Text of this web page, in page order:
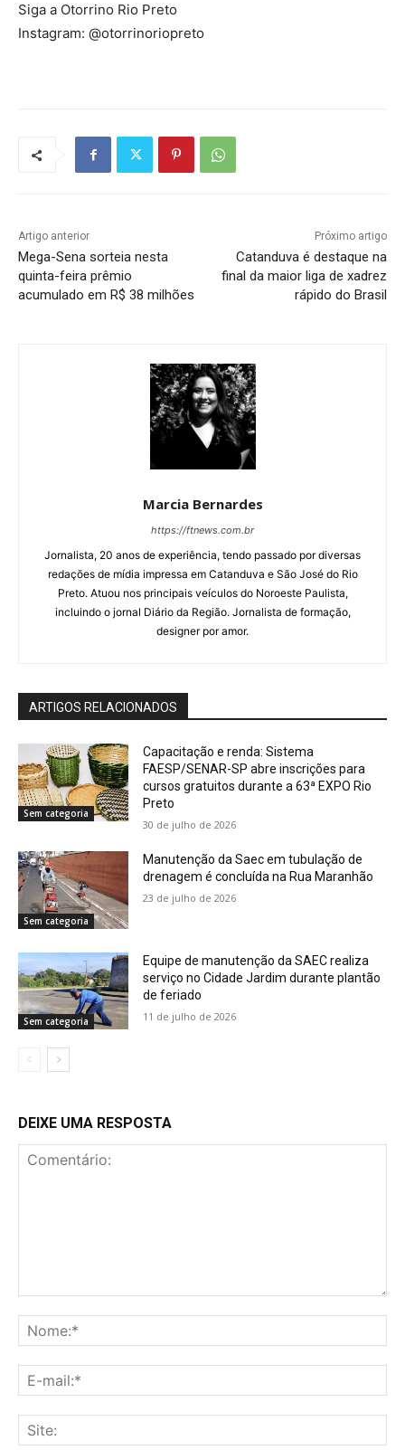
Siga a Otorrino Rio Preto
Instagram: @otorrinoriopreto
Artigo anterior
Mega-Sena sorteia nesta
quinta-feira prêmio
acumulado em R$ 38 milhões
Próximo artigo
Catanduva é destaque na
final da maior liga de xadrez
rápido do Brasil
Marcia Bernardes
https://ftnews.com.br
Jornalista, 20 anos de experiência, tendo passado por diversas
redações de mídia impressa em Catanduva e São José do Rio
Preto. Atuou nos principais veículos do Noroeste Paulista,
incluindo o jornal Diário da Região. Jornalista de formação,
designer por amor.
ARTIGOS RELACIONADOS
Sem categoria
Capacitação e renda: Sistema
FAESP/SENAR-SP abre inscrições para
cursos gratuitos durante a 63ª EXPO Rio
Preto
30 de julho de 2026
Sem categoria
Manutenção da Saec em tubulação de
drenagem é concluída na Rua Maranhão
23 de julho de 2026
Sem categoria
Equipe de manutenção da SAEC realiza
serviço no Cidade Jardim durante plantão
de feriado
11 de julho de 2026
DEIXE UMA RESPOSTA